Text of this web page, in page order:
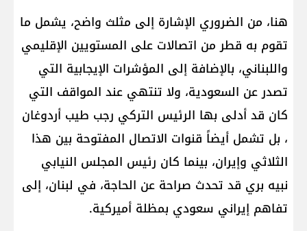
هنا، من الضروري الإشارة إلى مثلث واضح، يشمل ما
تقوم به ​قطر​ من اتصالات على المستويين الإقليمي
واللبناني، بالإضافة إلى المؤشرات الإيجابية التي
تصدر عن ​السعودية​، ولا تنتهي عند المواقف التي
كان قد أدلى بها الرئيس التركي ​رجب طيب أردوغان​
، بل تشمل أيضاً قنوات الاتصال المفتوحة بين هذا
الثلاثي وإيران، بينما كان رئيس المجلس النيابي ​
نبيه بري​ قد تحدث صراحة عن الحاجة، في لبنان، إلى
تفاهم إيراني سعودي بمظلة أميركية.